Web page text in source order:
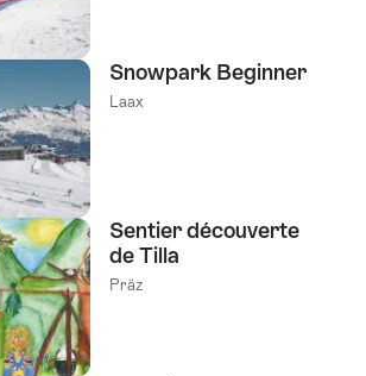
Snowpark Beginner
Laax
Sentier découverte
de Tilla
Präz